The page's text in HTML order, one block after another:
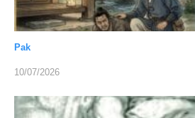
Pak
10/07/2026